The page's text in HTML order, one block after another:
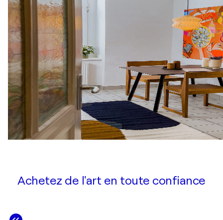
Achetez de l'art en toute confiance